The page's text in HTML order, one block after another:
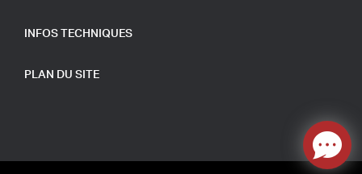
INFOS TECHNIQUES
PLAN DU SITE